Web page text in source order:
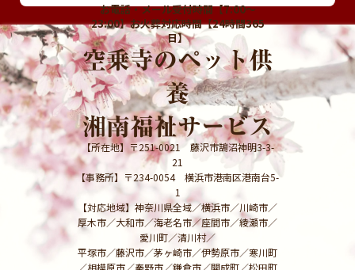
お電話・メール受付時間【7:00～
23:00】お火葬対応時間【24時間365
日】
空乗寺のペット供
養
湘南福祉サービス
【所在地】〒251-0021 藤沢市鵠沼神明3-3-
21
【事務所】〒234-0054 横浜市港南区港南台5-
1
【対応地域】神奈川県全域／横浜市／川崎市／
厚木市／大和市／海老名市／座間市／綾瀬市／
愛川町／清川村／
平塚市／藤沢市／茅ヶ崎市／伊勢原市／寒川町
／相模原市／秦野市／鎌倉市／開成町／松田町